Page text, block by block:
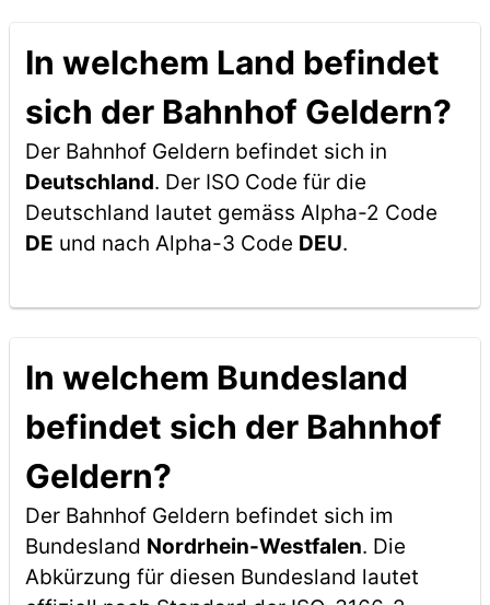
In welchem Land befindet
sich der Bahnhof Geldern?
Der Bahnhof Geldern befindet sich in
Deutschland. Der ISO Code für die
Deutschland lautet gemäss Alpha-2 Code
DE und nach Alpha-3 Code DEU.
In welchem Bundesland
befindet sich der Bahnhof
Geldern?
Der Bahnhof Geldern befindet sich im
Bundesland Nordrhein-Westfalen. Die
Abkürzung für diesen Bundesland lautet